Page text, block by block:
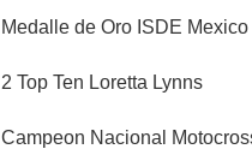
Medalle de Oro ISDE
2 Top Ten Loretta Lynns
Campeon Nacional